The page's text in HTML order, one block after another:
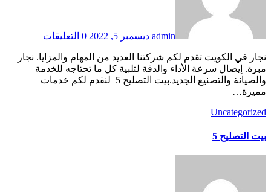
admin ديسمبر 5, 2022 0 التعليقات
نجار في الكويت تقدم لكم شركتنا العديد من المهام والمزايا. نجار
مبرة. إيصال سرعة الأداء والدقة لتلبية كل ما تحتاجه للخدمة
والصيانة والتصنيع الجديد.بيت التصليح 5 لنقدم لكم خدمات
مميزة…
Uncategorized
بيت التصليح 5